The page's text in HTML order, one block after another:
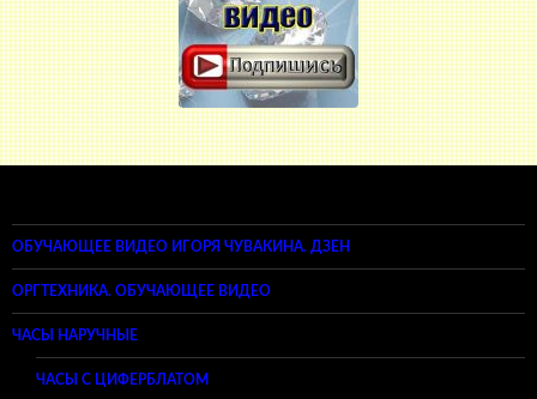
ОБУЧАЮЩЕЕ ВИДЕО ИГОРЯ ЧУВАКИНА. ДЗЕН
ОРГТЕХНИКА. ОБУЧАЮЩЕЕ ВИДЕО
ЧАСЫ НАРУЧНЫЕ
ЧАСЫ С ЦИФЕРБЛАТОМ